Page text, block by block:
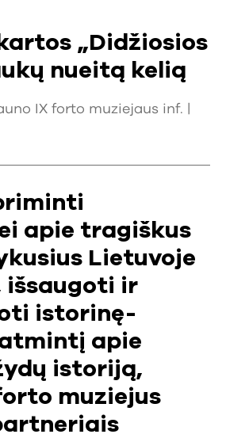
„Didžiosios
nueitą kelią
IX forto muziejaus inf. |
apie tragiškus
Lietuvoje
išsaugoti ir
istorinę-
apie
istoriją,
muziejus